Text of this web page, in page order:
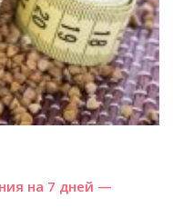
на 7 дней —